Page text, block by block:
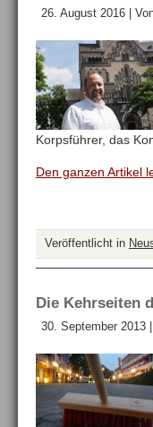
26. August 2016 |
Korpsführer, das
Den ganzen Artikel
Veröffentlicht in
Die Kehrseiten
30. September 2013